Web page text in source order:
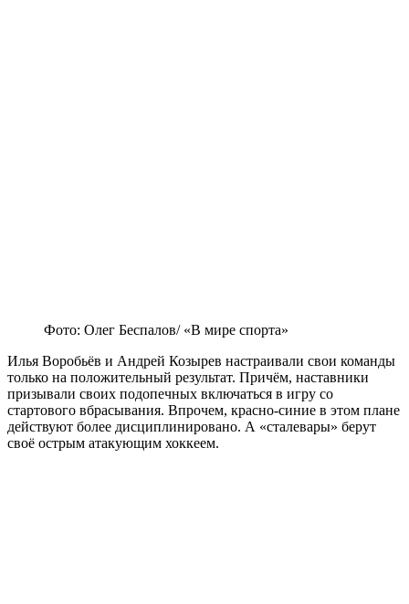
Фото: Олег Беспалов/ «В мире спорта»
Илья Воробьёв и Андрей Козырев настраивали свои команды
только на положительный результат. Причём, наставники
призывали своих подопечных включаться в игру со
стартового вбрасывания. Впрочем, красно-синие в этом плане
действуют более дисциплинировано. А «сталевары» берут
своё острым атакующим хоккеем.